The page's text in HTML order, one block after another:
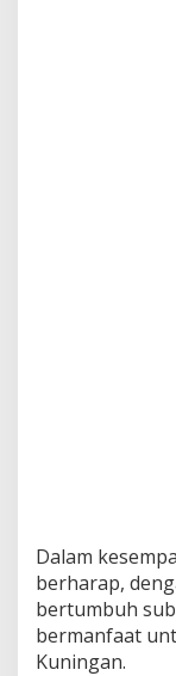
Dalam
berharap,
bertumbuh
bermanfaat
Kuningan.